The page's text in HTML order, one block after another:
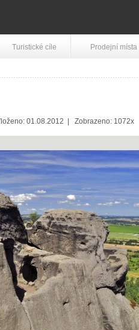
Turistické cíle Prodejní místa
01.08.2012 | Zobrazeno: